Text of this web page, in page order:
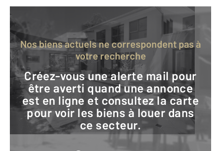
Nos biens actuels ne correspondent pas à
votre recherche
Créez-vous une alerte mail pour
être averti quand une annonce
est en ligne et consultez la carte
pour voir les biens à louer dans
ce secteur.